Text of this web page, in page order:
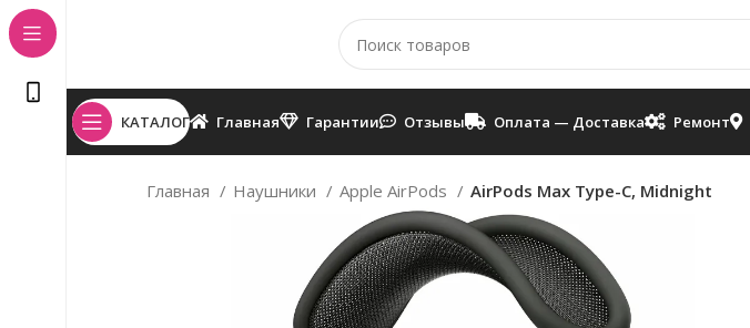
КАТАЛОГ Главная Гарантии Отзывы Оплата — Доставка Ремонт
Главная Наушники Apple AirPods AirPods Max Type-C, Midnight